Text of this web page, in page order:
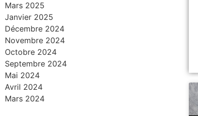
Mars 2025
Janvier 2025
Décembre 2024
Novembre 2024
Octobre 2024
Septembre 2024
Mai 2024
Avril 2024
Mars 2024